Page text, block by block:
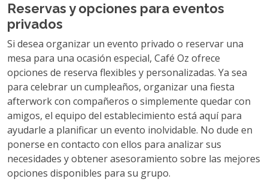
Reservas y opciones para eventos
privados
Si desea organizar un evento privado o reservar una
mesa para una ocasión especial, Café Oz ofrece
opciones de reserva flexibles y personalizadas. Ya sea
para celebrar un cumpleaños, organizar una fiesta
afterwork con compañeros o simplemente quedar con
amigos, el equipo del establecimiento está aquí para
ayudarle a planificar un evento inolvidable. No dude en
ponerse en contacto con ellos para analizar sus
necesidades y obtener asesoramiento sobre las mejores
opciones disponibles para su grupo.